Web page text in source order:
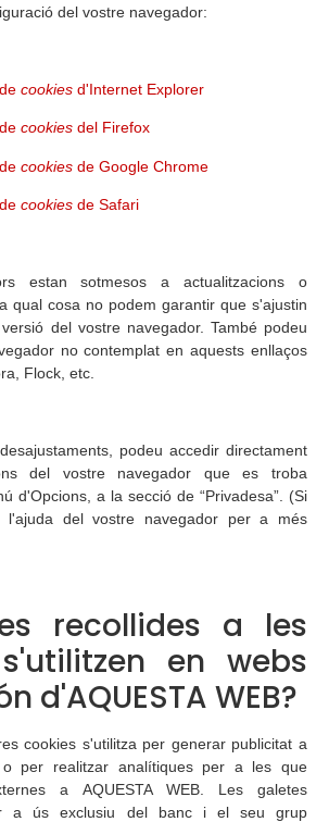
del vostre navegador:
cookies d'Internet Explorer
cookies del Firefox
cookies de Google Chrome
cookies de Safari
estan sotmesos a actualitzacions o
qual cosa no podem garantir que s'ajustin
del vostre navegador. També podeu
no contemplat en aquests enllaços
Flock, etc.
podeu accedir directament
del vostre navegador que es troba
d'Opcions, a la secció de “Privadesa”. (Si
l'ajuda del vostre navegador per a més
recollides a les
en webs
d'AQUESTA WEB?
cookies s'utilitza per generar publicitat a
per realitzar analítiques per a les que
a AQUESTA WEB. Les galetes
a ús exclusiu del banc i el seu grup